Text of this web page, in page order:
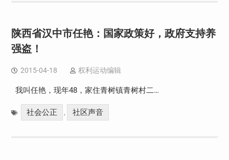
陕西省汉中市任艳：国家政策好，政府支持养
强盗！
2015-04-18 权利运动编辑
我叫任艳，现年48，家住青树镇青树村二…
社会公正 , 社区声音